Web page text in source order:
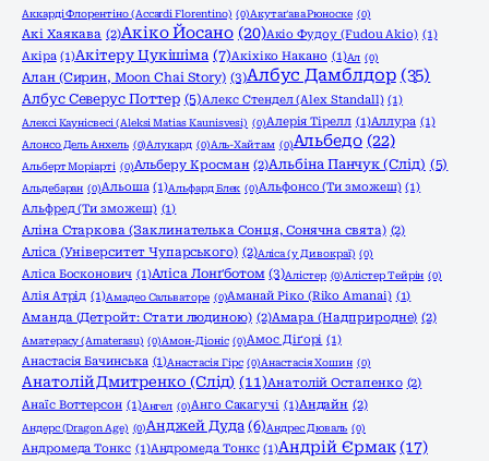
Аккарді Флорентіно (Accardi Florentino) (0)Акутаґава Рюноске (0)
Акі Хаякава (2)Акіко Йосано (20)Акіо Фудоу (Fudou Akio) (1)
Акіра (1)Акітеру Цукішіма (7)Акіхіко Накано (1)Ал (0)
Алан (Сирин, Moon Chai Story) (3)Албус Дамблдор (35)
Албус Северус Поттер (5)Алекс Стендел (Alex Standall) (1)
Алексі Каунісвесі (Aleksi Matias Kaunisvesi) (0)Алерія Тірелл (1)Аллура (1)
Алонсо Дель Анхель (0)Алукард (0)Аль-Хайтам (0)Альбедо (22)
Альберт Моріарті (0)Альберу Кросман (2)Альбіна Панчук (Слід) (5)
Альдебаран (0)Альоша (1)Альфард Блек (0)Альфонсо (Ти зможеш) (1)
Альфред (Ти зможеш) (1)
Аліна Старкова (Заклинателька Сонця, Сонячна свята) (2)
Аліса (Університет Чупарського) (2)Аліса (у Дивокраї) (0)
Аліса Босконович (1)Аліса Лонґботом (3)Алістер (0)Алістер Тейрін (0)
Алія Атрід (1)Амадео Сальваторе (0)Аманай Ріко (Riko Amanai) (1)
Аманда (Детройт: Стати людиною) (2)Амара (Надприродне) (2)
Аматерасу (Amaterasu) (0)Амон-Діоніс (0)Амос Діґорі (1)
Анастасія Бачинська (1)Анастасія Гірс (0)Анастасія Хошин (0)
Анатолій Дмитренко (Слід) (11)Анатолій Остапенко (2)
Анаїс Воттерсон (1)Ангел (0)Анго Сакагучі (1)Андайн (2)
Андерс (Dragon Age) (0)Анджей Дуда (6)Андрес Дюваль (0)
Андромеда Тонкс (1)Андромеда Тонкс (1)Андрій Єрмак (17)